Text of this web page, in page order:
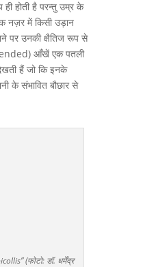
ही होती है परन्तु उम्र के
नज़र में किसी उड़ान
पर उनकी क्षैतिज रूप से
आँखें एक पतली
हैं जो कि इनके
के संभावित बौछार से
(फोटो: डॉ. धर्मेंद्र